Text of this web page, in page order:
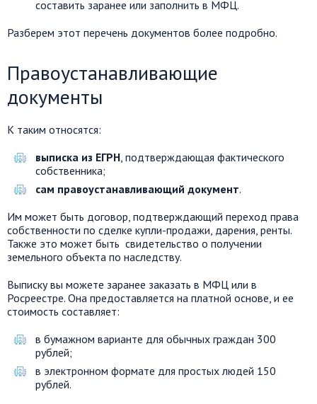
составить заранее или заполнить в МФЦ.
Разберем этот перечень документов более подробно.
Правоустанавливающие
документы
К таким относятся:
выписка из ЕГРН, подтверждающая фактического
собственника;
сам правоустанавливающий документ.
Им может быть договор, подтверждающий переход права
собственности по сделке купли-продажи, дарения, ренты.
Также это может быть свидетельство о получении
земельного объекта по наследству.
Выписку вы можете заранее заказать в МФЦ или в
Росреестре. Она предоставляется на платной основе, и ее
стоимость составляет:
в бумажном варианте для обычных граждан 300
рублей;
в электронном формате для простых людей 150
рублей.